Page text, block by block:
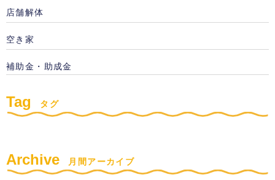
店舗解体
空き家
補助金・助成金
Tag タグ
Archive 月間アーカイブ